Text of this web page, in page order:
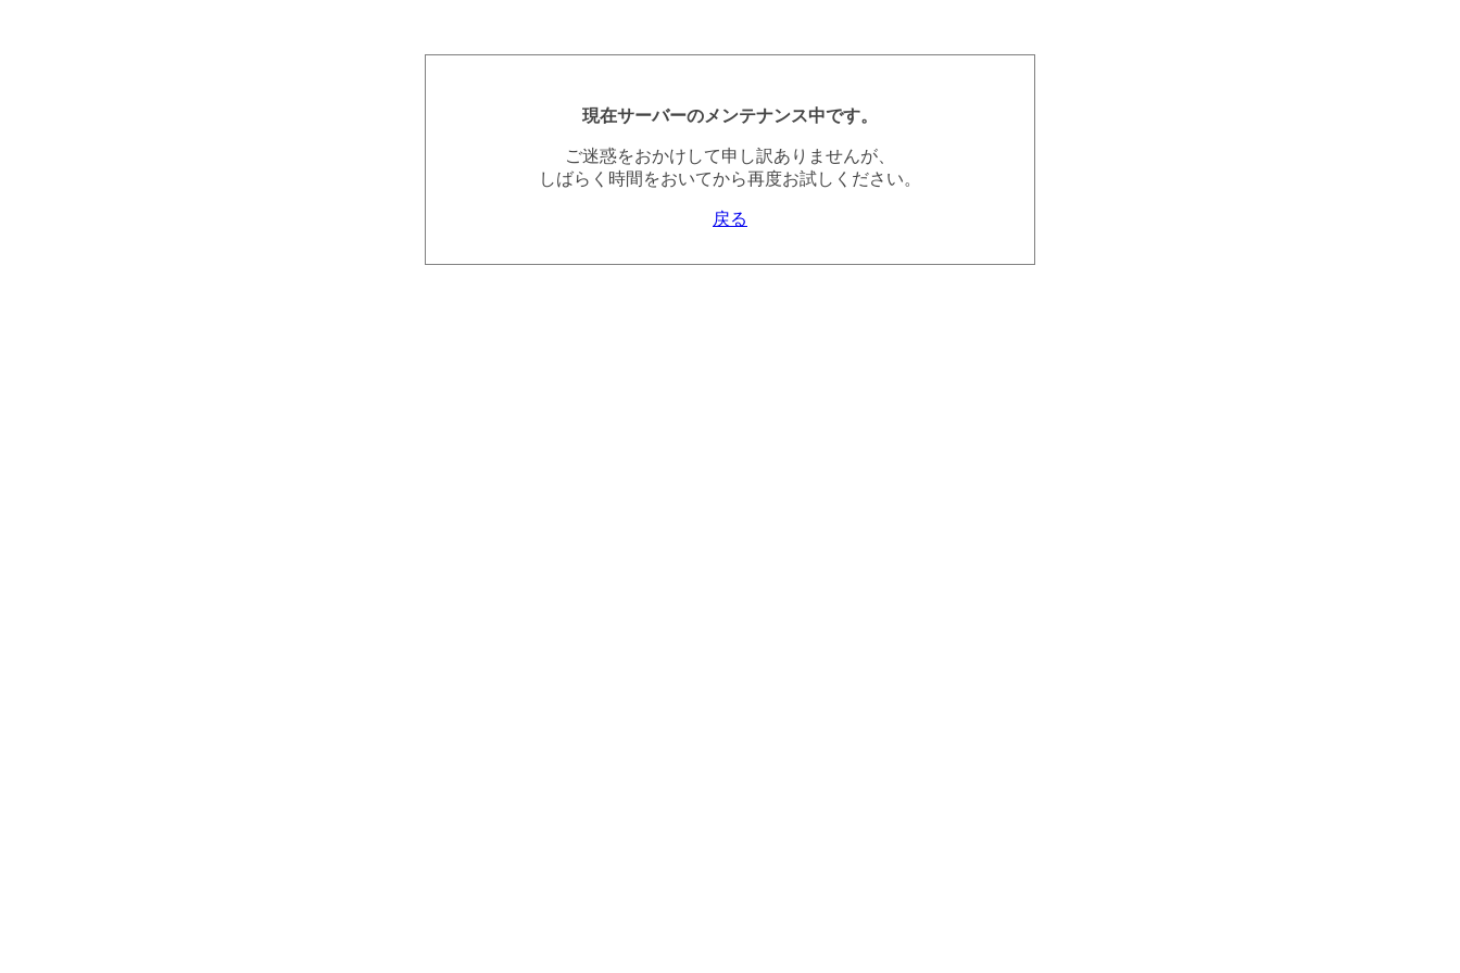
現在サーバーのメンテナンス中です。
ご迷惑をおかけして申し訳ありませんが、
しばらく時間をおいてから再度お試しください。
戻る